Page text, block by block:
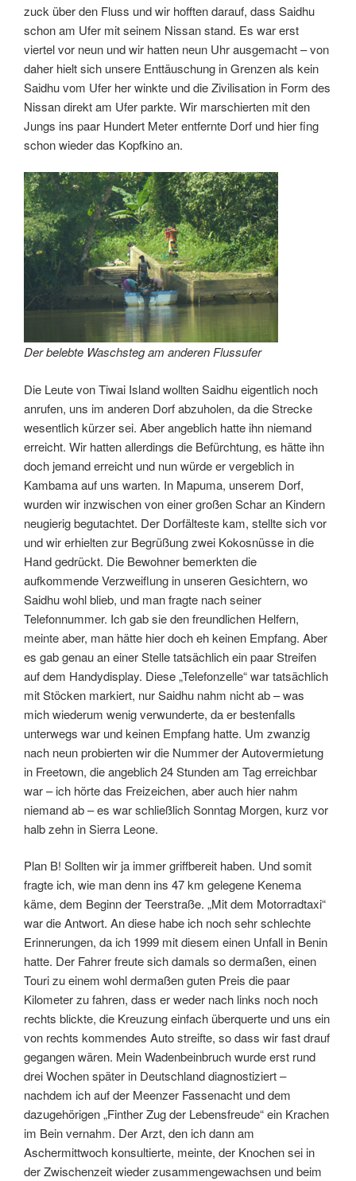
zuck über den Fluss und wir hofften darauf, dass Saidhu
schon am Ufer mit seinem Nissan stand. Es war erst
viertel vor neun und wir hatten neun Uhr ausgemacht – von
daher hielt sich unsere Enttäuschung in Grenzen als kein
Saidhu vom Ufer her winkte und die Zivilisation in Form des
Nissan direkt am Ufer parkte. Wir marschierten mit den
Jungs ins paar Hundert Meter entfernte Dorf und hier fing
schon wieder das Kopfkino an.
Der belebte Waschsteg am anderen Flussufer
Die Leute von Tiwai Island wollten Saidhu eigentlich noch
anrufen, uns im anderen Dorf abzuholen, da die Strecke
wesentlich kürzer sei. Aber angeblich hatte ihn niemand
erreicht. Wir hatten allerdings die Befürchtung, es hätte ihn
doch jemand erreicht und nun würde er vergeblich in
Kambama auf uns warten. In Mapuma, unserem Dorf,
wurden wir inzwischen von einer großen Schar an Kindern
neugierig begutachtet. Der Dorfälteste kam, stellte sich vor
und wir erhielten zur Begrüßung zwei Kokosnüsse in die
Hand gedrückt. Die Bewohner bemerkten die
aufkommende Verzweiflung in unseren Gesichtern, wo
Saidhu wohl blieb, und man fragte nach seiner
Telefonnummer. Ich gab sie den freundlichen Helfern,
meinte aber, man hätte hier doch eh keinen Empfang. Aber
es gab genau an einer Stelle tatsächlich ein paar Streifen
auf dem Handydisplay. Diese „Telefonzelle“ war tatsächlich
mit Stöcken markiert, nur Saidhu nahm nicht ab – was
mich wiederum wenig verwunderte, da er bestenfalls
unterwegs war und keinen Empfang hatte. Um zwanzig
nach neun probierten wir die Nummer der Autovermietung
in Freetown, die angeblich 24 Stunden am Tag erreichbar
war – ich hörte das Freizeichen, aber auch hier nahm
niemand ab – es war schließlich Sonntag Morgen, kurz vor
halb zehn in Sierra Leone.
Plan B! Sollten wir ja immer griffbereit haben. Und somit
fragte ich, wie man denn ins 47 km gelegene Kenema
käme, dem Beginn der Teerstraße. „Mit dem Motorradtaxi“
war die Antwort. An diese habe ich noch sehr schlechte
Erinnerungen, da ich 1999 mit diesem einen Unfall in Benin
hatte. Der Fahrer freute sich damals so dermaßen, einen
Touri zu einem wohl dermaßen guten Preis die paar
Kilometer zu fahren, dass er weder nach links noch noch
rechts blickte, die Kreuzung einfach überquerte und uns ein
von rechts kommendes Auto streifte, so dass wir fast drauf
gegangen wären. Mein Wadenbeinbruch wurde erst rund
drei Wochen später in Deutschland diagnostiziert –
nachdem ich auf der Meenzer Fassenacht und dem
dazugehörigen „Finther Zug der Lebensfreude“ ein Krachen
im Bein vernahm. Der Arzt, den ich dann am
Aschermittwoch konsultierte, meinte, der Knochen sei in
der Zwischenzeit wieder zusammengewachsen und beim